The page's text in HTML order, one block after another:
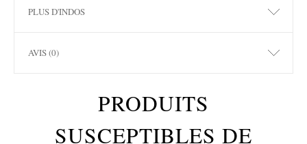
PLUS D'INDOS
AVIS (0)
PRODUITS
SUSCEPTIBLES DE